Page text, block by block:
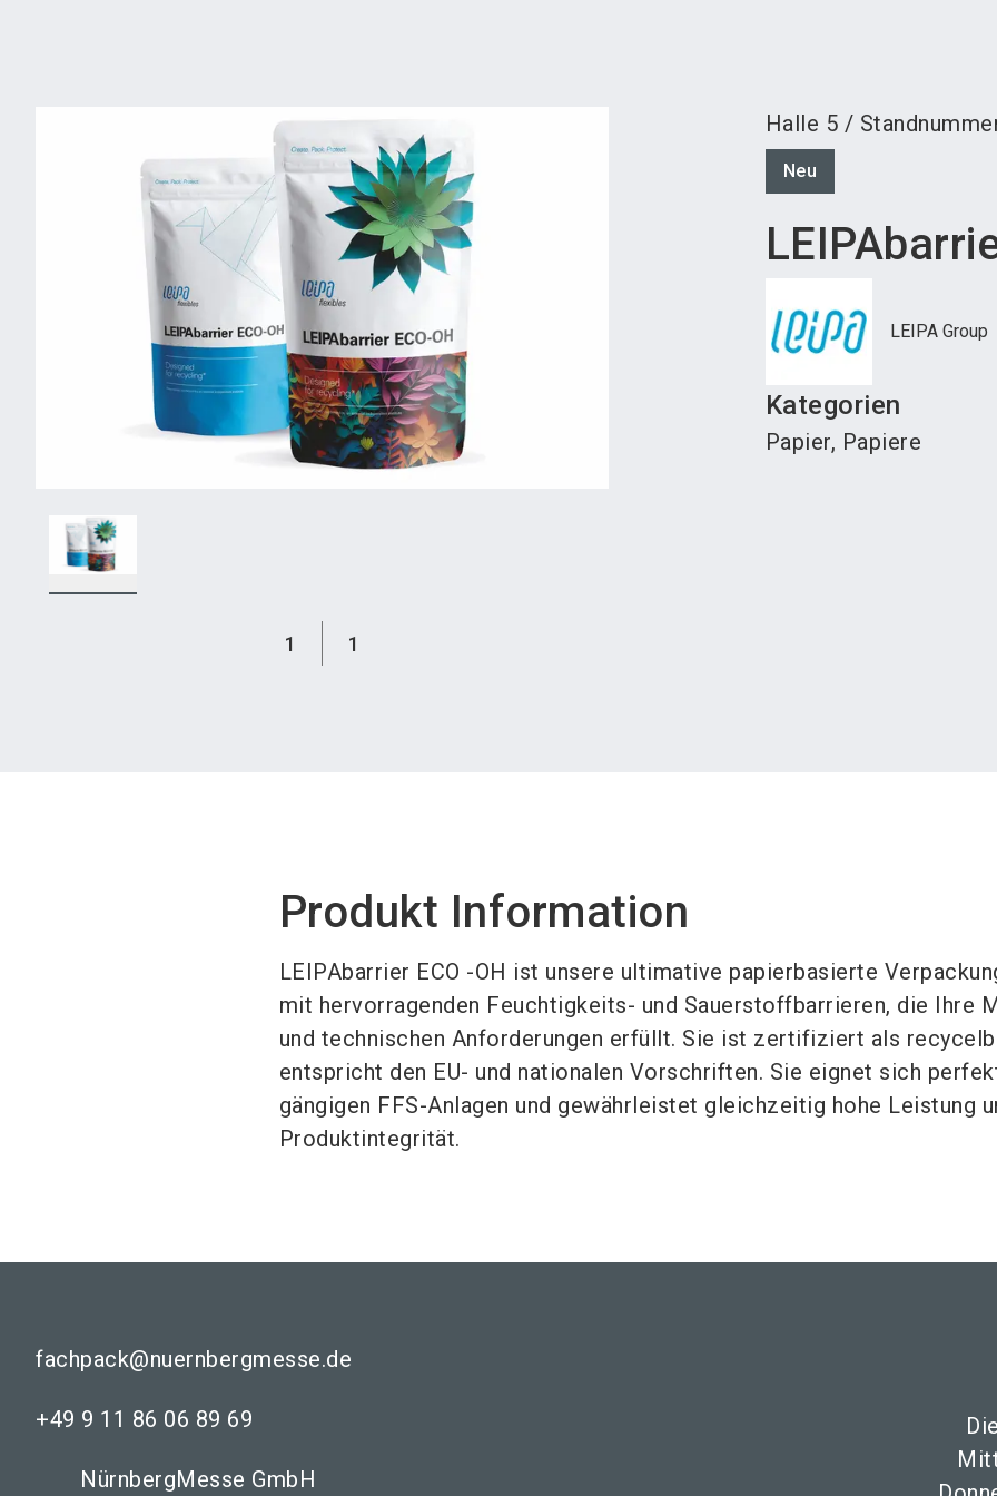
1 1
Halle 5 /
Neu
LEIPA Group
Kategorien
Papier, Papiere
Produkt Information
LEIPAbarrier ECO -OH ist unsere ultimative papierbasierte
mit hervorragenden Feuchtigkeits- und Sauerstoffbarrieren, die Ihre
und technischen Anforderungen erfüllt. Sie ist zertifiziert als
entspricht den EU- und nationalen Vorschriften. Sie eignet sich
gängigen FFS-Anlagen und gewährleistet gleichzeitig hohe Leistung
Produktintegrität.
fachpack@nuernbergmesse.de
+49 9 11 86 06 89 69
NürnbergMesse GmbH